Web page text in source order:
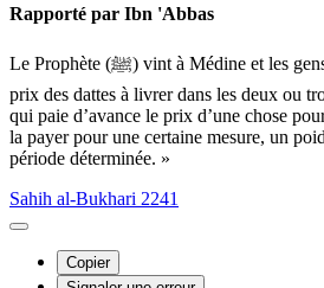
Rapporté par Ibn 'Abbas
Le Prophète (ﷺ) vint à Médine et les gens payaient à l’avance le
prix des dattes à livrer dans les deux ou
qui paie d’avance le prix d’une chose
la payer pour une certaine mesure, un
période déterminée. »
Sahih al-Bukhari 2241
Copier